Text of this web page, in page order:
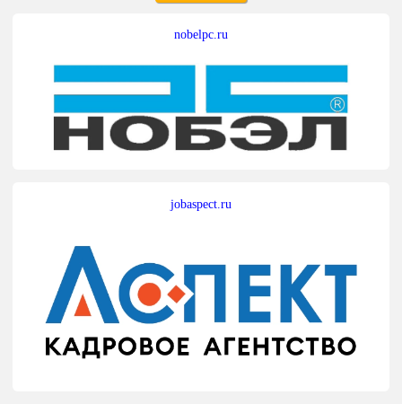
nobelpc.ru
jobaspect.ru